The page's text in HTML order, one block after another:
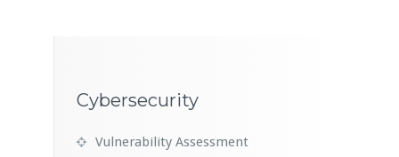
Cybersecurity
Vulnerability Assessment